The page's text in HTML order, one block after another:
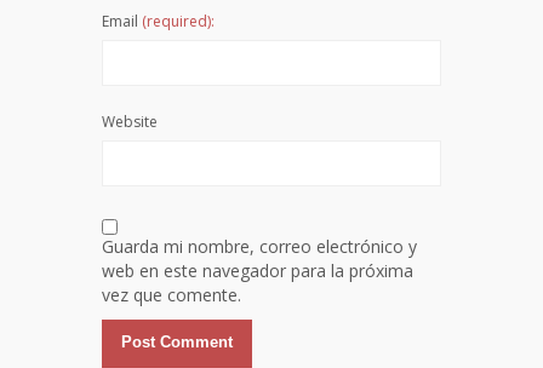
Email (required):
Website
Guarda mi nombre, correo electrónico y
web en este navegador para la próxima
vez que comente.